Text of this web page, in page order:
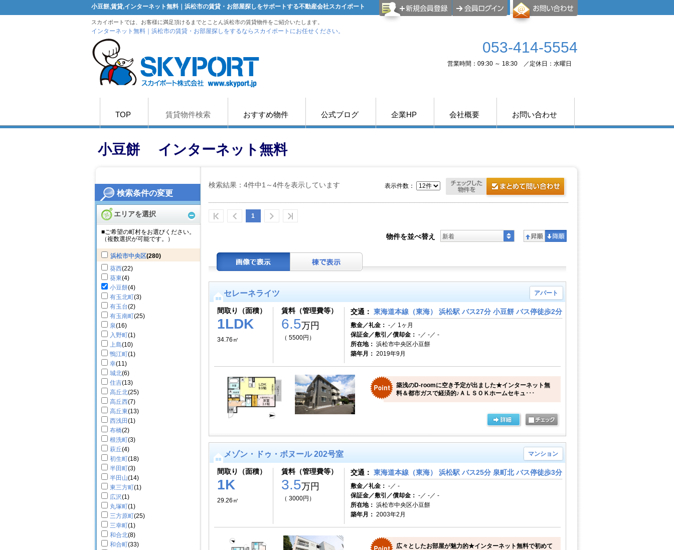
検索条件の変更
エリアを選択
■ご希望の町村をお選びください。
（複数選択が可能です。）
浜松市中央区(280)
葵西(22)
葵東(4)
小豆餅(4)
有玉北町(3)
有玉台(2)
有玉南町(25)
泉(16)
入野町(1)
上島(10)
鴨江町(1)
幸(11)
城北(6)
住吉(13)
高丘北(25)
高丘西(7)
高丘東(13)
西浅田(1)
布橋(2)
根洗町(3)
萩丘(4)
初生町(18)
半田町(3)
半田山(14)
東三方町(1)
広沢(1)
丸塚町(1)
三方原町(25)
三幸町(1)
和合北(8)
和合町(33)
小豆餅,賃貸,インターネット無料｜浜松市の賃貸・お部屋探しをサポートする不動産会社スカイポート
スカイポートでは、お客様に満足頂けるまでとことん浜松市の賃貸物件をご紹介いたします。
インターネット無料｜浜松市の賃貸・お部屋探しをするならスカイポートにお任せください。
053-414-5554
営業時間：09:30 ～ 18:30 ／定休日：水曜日
TOP 賃貸物件検索 おすすめ物件 公式ブログ 企業HP 会社概要 お問い合わせ
小豆餅 インターネット無料
検索結果：4件中1～4件を表示しています
1
表示件数：
物件を並べ替え 新着
セレーネライツ アパート
間取り（面積）
1LDK
34.76㎡
賃料（管理費等）
6.5万円
（ 5500円）
交通： 東海道本線（東海） 浜松駅 バス27分 小豆餅 バス停徒歩2分
敷金／礼金： -／ 1ヶ月
保証金／敷引／償却金： -／ -／ -
所在地： 浜松市中央区小豆餅
築年月： 2019年9月
築浅のD-roomに空き予定が出ました★インターネット無
料＆都市ガスで経済的♪ＡＬＳＯＫホームセキュ･･･
メゾン・ドゥ・ボヌール 202号室 マンション
間取り（面積）
1K
29.26㎡
賃料（管理費等）
3.5万円
（ 3000円）
交通： 東海道本線（東海） 浜松駅 バス25分 泉町北 バス停徒歩3分
敷金／礼金： -／ -
保証金／敷引／償却金： -／ -／ -
所在地： 浜松市中央区小豆餅
築年月： 2003年2月
広々としたお部屋が魅力的★インターネット無料で初めて